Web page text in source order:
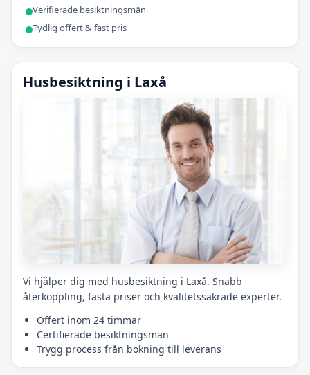
Verifierade besiktningsmän
Tydlig offert & fast pris
Husbesiktning i Laxå
Vi hjälper dig med husbesiktning i Laxå. Snabb
återkoppling, fasta priser och kvalitetssäkrade experter.
Offert inom 24 timmar
Certifierade besiktningsmän
Trygg process från bokning till leverans